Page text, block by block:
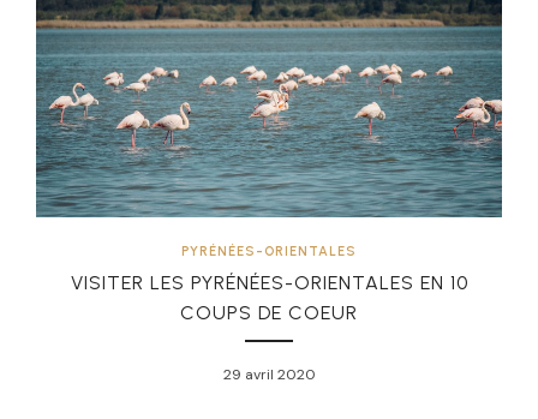
PYRÉNÉES-ORIENTALES
VISITER LES PYRÉNÉES-ORIENTALES EN 10
COUPS DE COEUR
29 avril 2020